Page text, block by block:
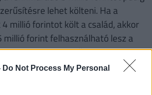
Do Not Process My Personal
lehet költeni. Ha a
millió forintot költ a család, akkor
millió forint felhasználható lesz a
kerülő felújítási és
elvégzésére.
személyek kizárólag